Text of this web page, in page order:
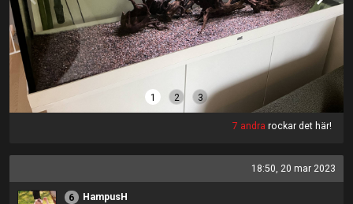
1 2 3
7 andra rockar det här!
18:50, 20 mar 2023
6
HampusH